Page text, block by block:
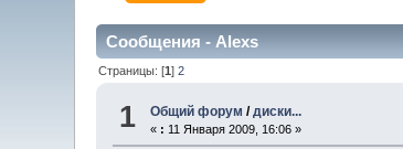
Сообщения - Alexs
Страницы: [1]2
1 Общий форум /диски...
« : 11 Января 2009, 16:06 »